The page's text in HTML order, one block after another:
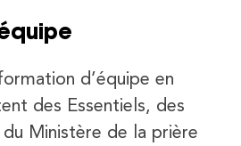
d’équipe en
des Essentiels, des
Ministère de la prière